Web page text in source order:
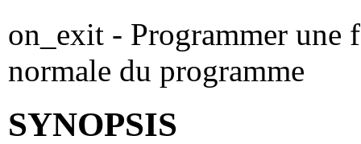
on_exit - Programmer une
normale du programme
SYNOPSIS